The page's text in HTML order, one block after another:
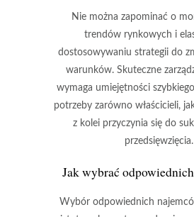
Nie można zapominać o
trendów rynkowych i
dostosowywaniu strategii do
warunków. Skuteczne
wymaga umiejętności
potrzeby zarówno właścicieli,
z kolei przyczynia się do
przedsięwzięcia.
Jak wybrać
Wybór odpowiednich